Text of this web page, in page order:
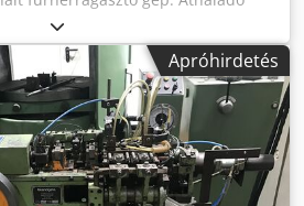
sebesség: kb. 10–30 m/perc
mm Djdpfx Aszk Nqqomyjck Az elől
nélkül. Elérhetőség: rövid időn
Apróhirdetés